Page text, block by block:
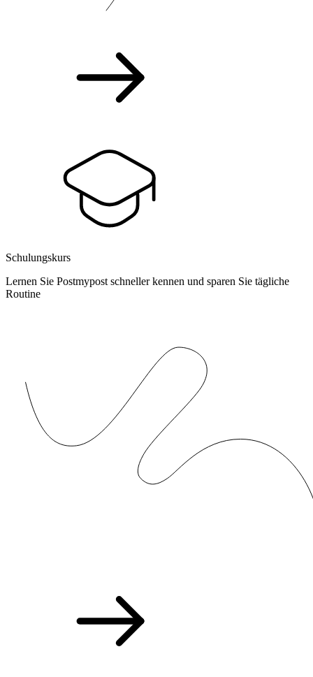
Schulungskurs
Lernen Sie Postmypost schneller kennen und sparen Sie tägliche
Routine